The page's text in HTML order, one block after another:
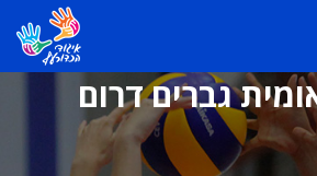
גברים דרום